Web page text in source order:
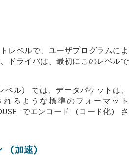
レベルで、ユーザプログラムによ
ドライバは、最初にこのレベルで
ル) では、データパケットは、
れるような標準のフォーマット
でエンコード (コード化) さ
(加速)